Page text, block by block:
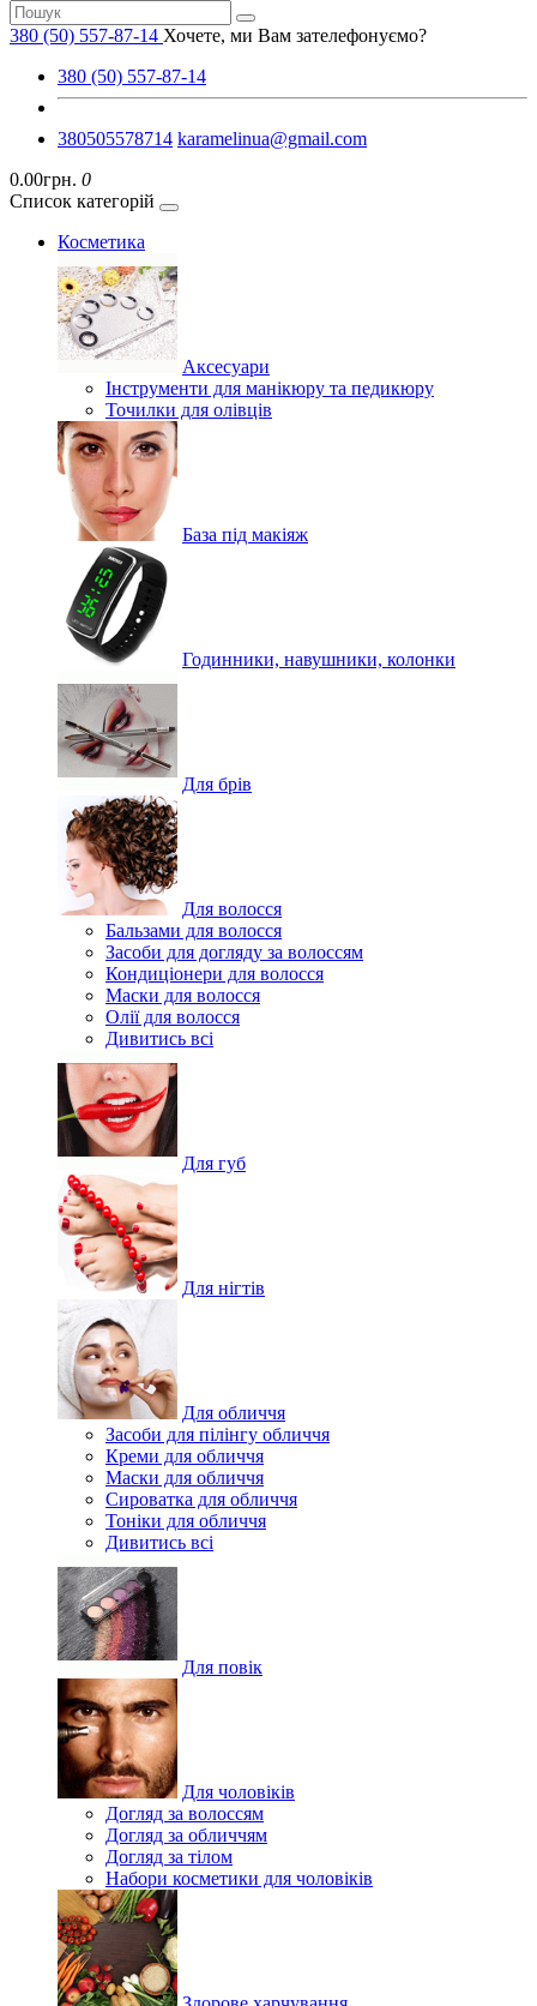
380 (50) 557-87-14 Хочете, ми Вам зателефонуємо?
380 (50) 557-87-14
380505578714 karamelinua@gmail.com
0.00грн. 0
Список категорій
Косметика
Аксесуари
Інструменти для манікюру та педикюру
Точилки для олівців
База під макіяж
Годинники, навушники, колонки
Для брів
Для волосся
Бальзами для волосся
Засоби для догляду за волоссям
Кондиціонери для волосся
Маски для волосся
Олії для волосся
Дивитись всі
Для губ
Для нігтів
Для обличчя
Засоби для пілінгу обличчя
Креми для обличчя
Маски для обличчя
Сироватка для обличчя
Тоніки для обличчя
Дивитись всі
Для повік
Для чоловіків
Догляд за волоссям
Догляд за обличчям
Догляд за тілом
Набори косметики для чоловіків